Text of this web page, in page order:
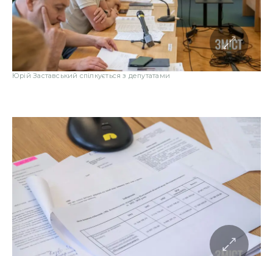
Юрій Заставський спілкується з депутатами